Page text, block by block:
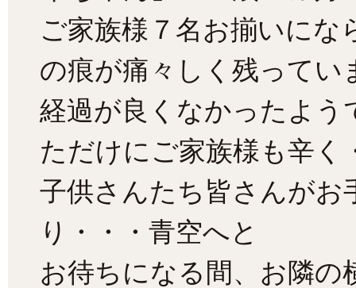
ご家族様７名お揃いに
の痕が痛々しく残ってい
経過が良くなかったよう
ただけにご家族様も辛く
子供さんたち皆さんがお
り・・・青空へと
お待ちになる間、お隣